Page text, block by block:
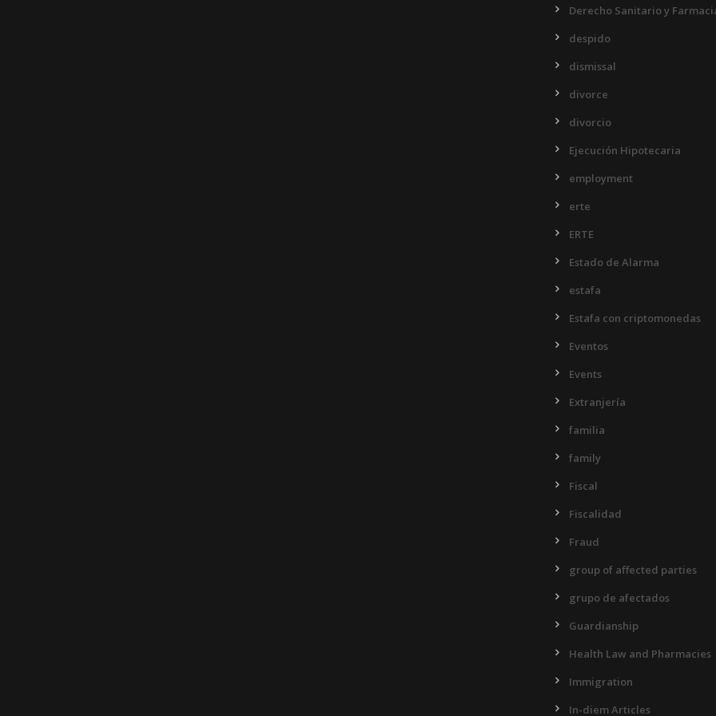
Derecho Sanitario y
despido
dismissal
divorce
divorcio
Ejecución Hipotecaria
employment
erte
ERTE
Estado de Alarma
estafa
Estafa con criptomonedas
Eventos
Events
Extranjería
familia
family
Fiscal
Fiscalidad
Fraud
group of affected parties
grupo de afectados
Guardianship
Health Law and Pharmacies
Immigration
In-diem Articles